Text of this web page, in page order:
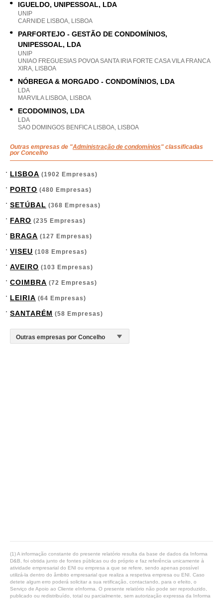
IGUELDO, UNIPESSOAL, LDA
UNIP
CARNIDE LISBOA, LISBOA
PARFORTEJO - GESTÃO DE CONDOMÍNIOS,
UNIPESSOAL, LDA
UNIP
UNIAO FREGUESIAS POVOA SANTA IRIA FORTE CASA VILA FRANCA
XIRA, LISBOA
NÓBREGA & MORGADO - CONDOMÍNIOS, LDA
LDA
MARVILA LISBOA, LISBOA
ECODOMINOS, LDA
LDA
SAO DOMINGOS BENFICA LISBOA, LISBOA
Outras empresas de "Administração de condomínios" classificadas
por Concelho
LISBOA (1902 Empresas)
PORTO (480 Empresas)
SETÚBAL (368 Empresas)
FARO (235 Empresas)
BRAGA (127 Empresas)
VISEU (108 Empresas)
AVEIRO (103 Empresas)
COIMBRA (72 Empresas)
LEIRIA (64 Empresas)
SANTARÉM (58 Empresas)
(1) A informação constante do presente relatório resulta da base de dados da Informa
D&B, foi obtida junto de fontes públicas ou do próprio e faz referência unicamente à
atividade empresarial do ENI ou empresa a que se refere, sendo apenas possível
utilizá-la dentro do âmbito empresarial que realiza a respetiva empresa ou ENI. Caso
detete algum erro poderá solicitar a sua retificação, contactando, para o efeito, o
Serviço de Apoio ao Cliente eInforma. O presente relatório não pode ser reproduzido,
publicado ou redistribuído, total ou parcialmente, sem autorização expressa da Informa